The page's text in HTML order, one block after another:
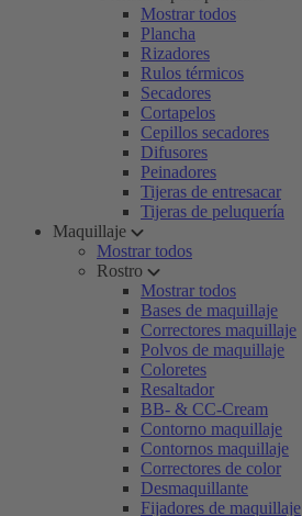
Mostrar todos
Plancha
Rizadores
Rulos térmicos
Secadores
Cortapelos
Cepillos secadores
Difusores
Peinadores
Tijeras de entresacar
Tijeras de peluquería
Maquillaje
Mostrar todos
Rostro
Mostrar todos
Bases de maquillaje
Correctores maquillaje
Polvos de maquillaje
Coloretes
Resaltador
BB- & CC-Cream
Contorno maquillaje
Contornos maquillaje
Correctores de color
Desmaquillante
Fijadores de maquillaje